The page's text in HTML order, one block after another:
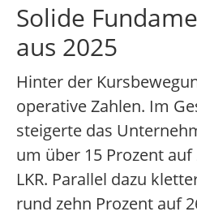
Solide
aus 2025
Hinter der
operative Zahlen. Im
steigerte das
um über 15 Prozent
LKR. Parallel dazu
rund zehn Prozent auf